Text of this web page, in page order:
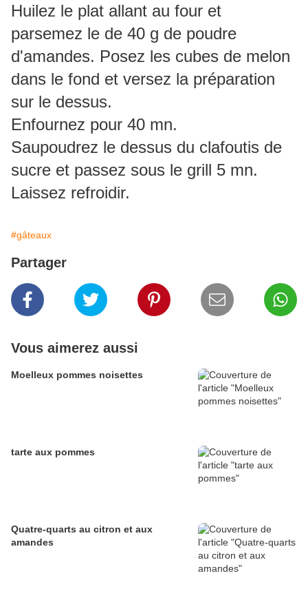
Huilez le plat allant au four et
parsemez le de 40 g de poudre
d'amandes. Posez les cubes de melon
dans le fond et versez la préparation
sur le dessus.
Enfournez pour 40 mn.
Saupoudrez le dessus du clafoutis de
sucre et passez sous le grill 5 mn.
Laissez refroidir.
#gâteaux
Partager
Vous aimerez aussi
Moelleux pommes noisettes
tarte aux pommes
Quatre-quarts au citron et aux
amandes